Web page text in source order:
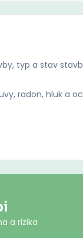
typ a stav
radon, hluk a
a rizika